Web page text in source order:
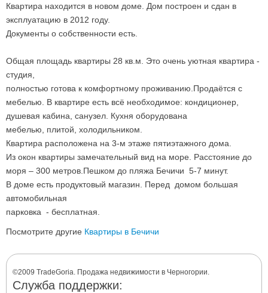
Квартира находится в новом доме. Дом построен и сдан в
эксплуатацию в 2012 году.
Документы о собственности есть.
Общая площадь квартиры 28 кв.м. Это очень уютная квартира -
студия,
полностью готова к комфортному проживанию.Продаётся с
мебелью. В квартире есть всё необходимое: кондиционер,
душевая кабина, санузел. Кухня оборудована
мебелью, плитой, холодильником.
Квартира расположена на 3-м этаже пятиэтажного дома.
Из окон квартиры замечательный вид на море. Расстояние до
моря – 300 метров.Пешком до пляжа Бечичи 5-7 минут.
В доме есть продуктовый магазин. Перед домом большая
автомобильная
парковка - бесплатная.
Посмотрите другие Квартиры в Бечичи
©2009 TradeGoria. Продажа недвижимости в Черногории.
Служба поддержки: